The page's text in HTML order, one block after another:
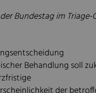
Bundestag im Triage-
Behandlung soll